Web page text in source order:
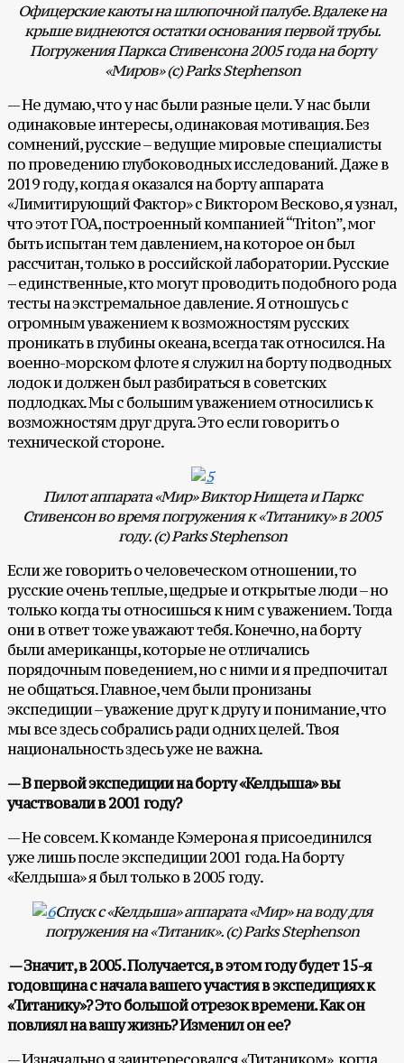
Офицерские каюты на шлюпочной палубе. Вдалеке на
крыше виднеются остатки основания первой трубы.
Погружения Паркса Стивенсона 2005 года на борту
«Миров» (с)Parks Stephenson
— Не думаю, что у нас были разные цели. У нас были
одинаковые интересы, одинаковая мотивация. Без
сомнений, русские – ведущие мировые специалисты
по проведению глубоководных исследований. Даже в
2019 году, когда я оказался на борту аппарата
«Лимитирующий Фактор» с Виктором Весково, я узнал,
что этот ГОА, построенный компанией “Triton”, мог
быть испытан тем давлением, на которое он был
рассчитан, только в российской лаборатории. Русские
– единственные, кто могут проводить подобного рода
тесты на экстремальное давление. Я отношусь с
огромным уважением к возможностям русских
проникать в глубины океана, всегда так относился. На
военно-морском флоте я служил на борту подводных
лодок и должен был разбираться в советских
подлодках. Мы с большим уважением относились к
возможностям друг друга. Это если говорить о
технической стороне.
Пилот аппарата «Мир» Виктор Нищета и Паркс
Стивенсон во время погружения к «Титанику» в 2005
году. (с)Parks Stephenson
Если же говорить о человеческом отношении, то
русские очень теплые, щедрые и открытые люди – но
только когда ты относишься к ним с уважением. Тогда
они в ответ тоже уважают тебя. Конечно, на борту
были американцы, которые не отличались
порядочным поведением, но с ними и я предпочитал
не общаться. Главное, чем были пронизаны
экспедиции – уважение друг к другу и понимание, что
мы все здесь собрались ради одних целей. Твоя
национальность здесь уже не важна.
— В первой экспедиции на борту «Келдыша» вы
участвовали в 2001 году?
— Не совсем. К команде Кэмерона я присоединился
уже лишь после экспедиции 2001 года. На борту
«Келдыша» я был только в 2005 году.
Спуск с «Келдыша» аппарата «Мир» на воду для
погружения на «Титаник». (с)ParksStephenson
— Значит, в 2005. Получается, в этом году будет 15-я
годовщина с начала вашего участия в экспедициях к
«Титанику»? Это большой отрезок времени. Как он
повлиял на вашу жизнь? Изменил он ее?